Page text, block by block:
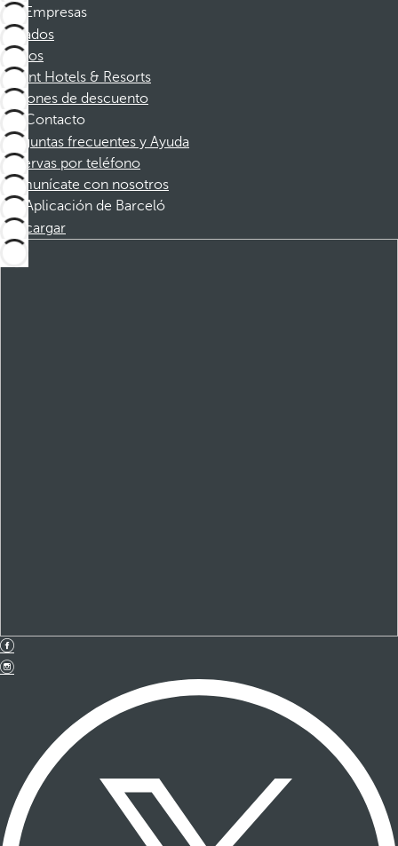
Empresas
Afiliados
Socios
Dorint Hotels & Resorts
Cupones de descuento
Contacto
Preguntas frecuentes y Ayuda
Reservas por teléfono
Comunícate con nosotros
Aplicación de Barceló
Descargar